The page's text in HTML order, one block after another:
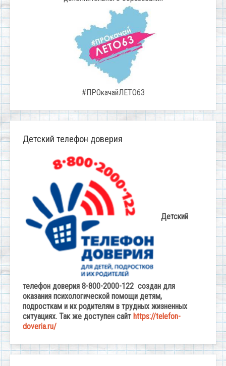
#ПРОкачайЛЕТО63
Детский телефон доверия
Детский
телефон доверия 8-800-2000-122 создан для
оказания психологической помощи детям,
подросткам и их родителям в трудных жизненных
ситуациях. Так же доступен сайт https://telefon-
doveria.ru/